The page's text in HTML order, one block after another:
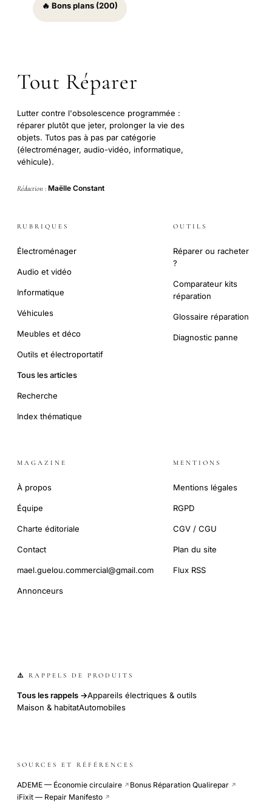
🔥 Bons plans (200)
Tout Réparer
Lutter contre l'obsolescence programmée :
réparer plutôt que jeter, prolonger la vie des
objets. Tutos pas à pas par catégorie
(électroménager, audio-vidéo, informatique,
véhicule).
Rédaction : Maëlle Constant
RUBRIQUES
Électroménager
Audio et vidéo
Informatique
Véhicules
Meubles et déco
Outils et électroportatif
Tous les articles
Recherche
Index thématique
OUTILS
Réparer ou racheter
?
Comparateur kits
réparation
Glossaire réparation
Diagnostic panne
MAGAZINE
À propos
Équipe
Charte éditoriale
Contact
mael.guelou.commercial@gmail.com
Annonceurs
MENTIONS
Mentions légales
RGPD
CGV / CGU
Plan du site
Flux RSS
⚠️ RAPPELS DE PRODUITS
Tous les rappels →Appareils électriques & outils
Maison & habitatAutomobiles
SOURCES ET RÉFÉRENCES
ADEME — Économie circulaire ↗ Bonus Réparation Qualirepar ↗
iFixit — Repair Manifesto ↗